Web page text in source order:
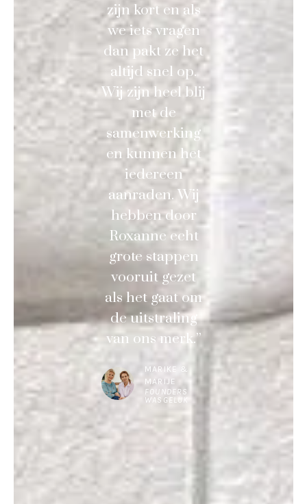
zijn kort en als
we iets vragen
dan pakt ze het
altijd snel op.
Wij zijn heel blij
met de
samenwerking
en kunnen het
iedereen
aanraden. Wij
hebben door
Roxanne echt
grote stappen
vooruit gezet
als het gaat om
de uitstraling
van ons merk.”
MARIKE &
MARIJE
FOUNDERS
WASGELUK